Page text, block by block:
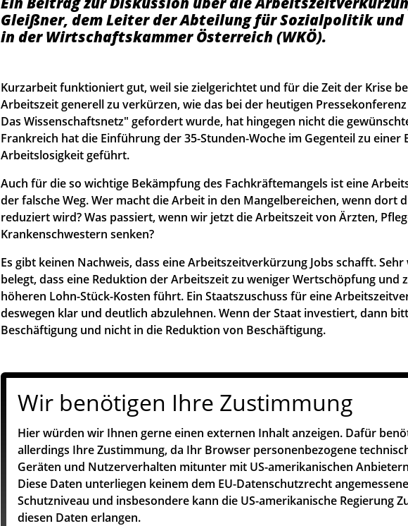
Gleißner, dem Leiter der Abteilung für Sozialpolitik und
in der Wirtschaftskammer Österreich (WKÖ).
Kurzarbeit funktioniert gut, weil sie zielgerichtet und für die Zeit der Krise
Arbeitszeit generell zu verkürzen, wie das bei der heutigen
Das Wissenschaftsnetz" gefordert wurde, hat hingegen nicht die
Frankreich hat die Einführung der 35-Stunden-Woche im Gegenteil zu einer
Arbeitslosigkeit geführt.
Auch für die so wichtige Bekämpfung des Fachkräftemangels ist eine
der falsche Weg. Wer macht die Arbeit in den Mangelbereichen, wenn dort
reduziert wird? Was passiert, wenn wir jetzt die Arbeitszeit von Ärzten,
Krankenschwestern senken?
Es gibt keinen Nachweis, dass eine Arbeitszeitverkürzung Jobs schafft.
belegt, dass eine Reduktion der Arbeitszeit zu weniger Wertschöpfung und
höheren Lohn-Stück-Kosten führt. Ein Staatszuschuss für eine
deswegen klar und deutlich abzulehnen. Wenn der Staat investiert, dann
Beschäftigung und nicht in die Reduktion von Beschäftigung.
Wir benötigen Ihre Zustimmung
Hier würden wir Ihnen gerne einen externen Inhalt anzeigen. Dafür
allerdings Ihre Zustimmung, da Ihr Browser personenbezogene
Geräten und Nutzerverhalten mitunter mit US-amerikanischen
Diese Daten unterliegen keinem dem EU-Datenschutzrecht
Schutzniveau und insbesondere kann die US-amerikanische Regierung
diesen Daten erlangen.